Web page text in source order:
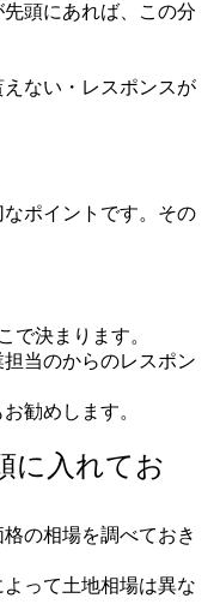
頭にあれば、この分
ない・レスポンスが
ポイントです。その
で決まります。
当のからのレスポン
勧めします。
に入れてお
の相場を調べておき
よって土地相場は異な